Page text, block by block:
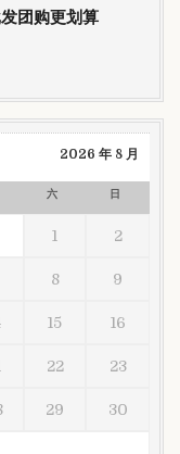
团购更划算
2026 年 8 月
六 日
1 2
8 9
15 16
22 23
29 30